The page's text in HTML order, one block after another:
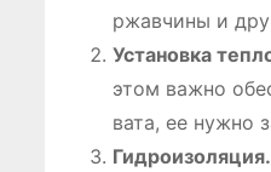
ржавчины и
Установка
этом важно
вата, ее нужно
Гидроизоляция․